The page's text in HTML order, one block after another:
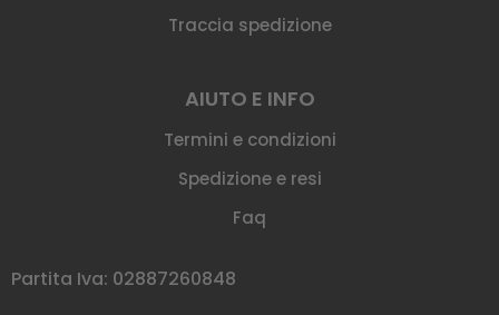
Traccia spedizione
AIUTO E INFO
Termini e condizioni
Spedizione e resi
Faq
Partita Iva: 02887260848